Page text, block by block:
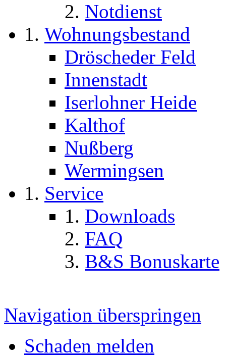
Notdienst
Wohnungsbestand
Dröscheder Feld
Innenstadt
Iserlohner Heide
Kalthof
Nußberg
Wermingsen
Service
Downloads
FAQ
B&S Bonuskarte
Navigation überspringen
Schaden melden